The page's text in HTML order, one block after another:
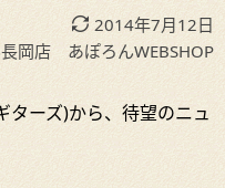
2014年7月12日
岡店
あぽろんWEBSHOP
ーズ)から、待望のニュ